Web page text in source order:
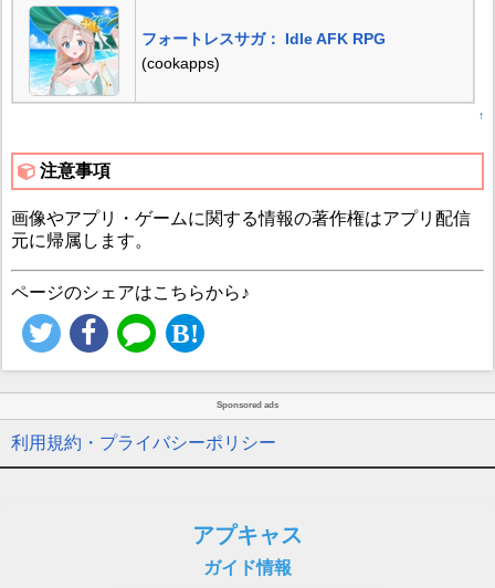
フォートレスサガ： Idle AFK RPG
(cookapps)
↑
注意事項
画像やアプリ・ゲームに関する情報の著作権はアプリ配信
元に帰属します。
ページのシェアはこちらから♪
Sponsored ads
利用規約・プライバシーポリシー
アプキャス
ガイド情報